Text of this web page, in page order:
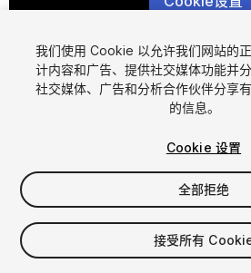
1/6
$10
席位
我们使用 Cookie 以允许我们网站的
计内容和广告、提供社交媒体功能并
社交媒体、广告和分析合作伙伴分享
的信息。
Cookie 设置
全部拒绝
接受所有